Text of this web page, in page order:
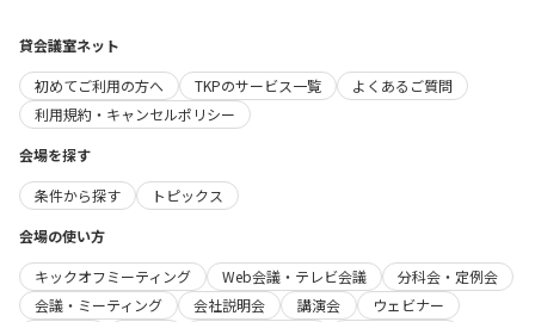
貸会議室ネット
初めてご利用の方へ
TKPのサービス一覧
よくあるご質問
利用規約・キャンセルポリシー
会場を探す
条件から探す
トピックス
会場の使い方
キックオフミーティング
Web会議・テレビ会議
分科会・定例会
会議・ミーティング
会社説明会 講演会
ウェビナー